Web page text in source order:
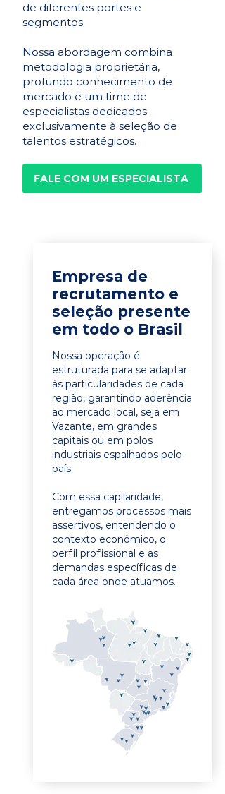
de diferentes portes e
segmentos.
Nossa abordagem combina
metodologia proprietária,
profundo conhecimento de
mercado e um time de
especialistas dedicados
exclusivamente à seleção de
talentos estratégicos.
FALE COM UM ESPECIALISTA
Empresa de
recrutamento e
seleção presente
em todo o Brasil
Nossa operação é
estruturada para se adaptar
às particularidades de cada
região, garantindo aderência
ao mercado local, seja em
Vazante, em grandes
capitais ou em polos
industriais espalhados pelo
país.
Com essa capilaridade,
entregamos processos mais
assertivos, entendendo o
contexto econômico, o
perfil profissional e as
demandas específicas de
cada área onde atuamos.